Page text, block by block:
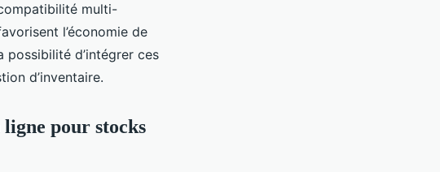
multi-
l’économie de
d’intégrer ces
d’inventaire.
pour stocks